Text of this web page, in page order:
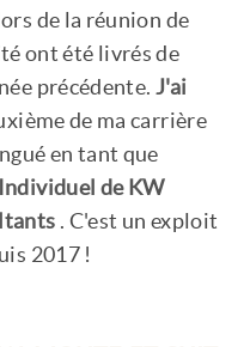
de la réunion de
ont été livrés de
précédente. J'ai
de ma carrière
en tant que
de KW
. C'est un exploit
2017 !